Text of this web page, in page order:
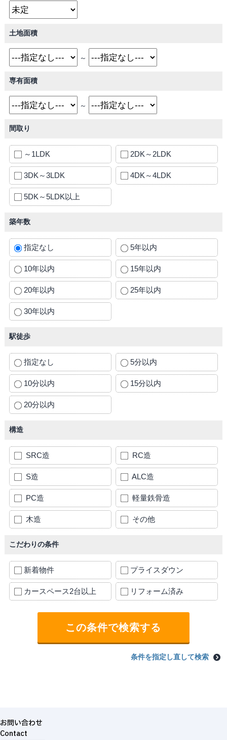
土地面積
～
専有面積
～
間取り
～1LDK 2DK～2LDK
3DK～3LDK 4DK～4LDK
5DK～5LDK以上
築年数
指定なし 5年以内
10年以内 15年以内
20年以内 25年以内
30年以内
駅徒歩
指定なし 5分以内
10分以内 15分以内
20分以内
構造
SRC造 RC造
S造 ALC造
PC造 軽量鉄骨造
木造 その他
こだわりの条件
新着物件 プライスダウン
カースペース2台以上 リフォーム済み
条件を指定し直して検索
お問い合わせ
Contact